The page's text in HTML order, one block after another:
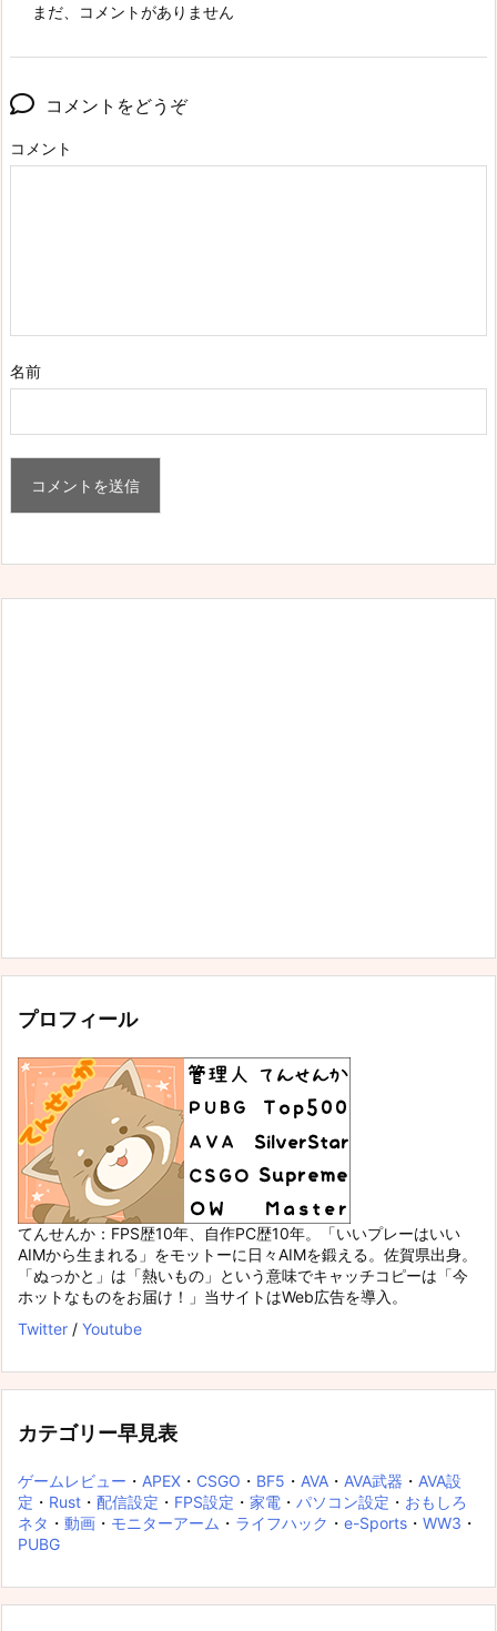
まだ、コメントがありません
コメントをどうぞ
コメント
名前
プロフィール
てんせんか：FPS歴10年、自作PC歴10年。「いいプレーはいい
AIMから生まれる」をモットーに日々AIMを鍛える。佐賀県出身。
「ぬっかと」は「熱いもの」という意味でキャッチコピーは「今
ホットなものをお届け！」当サイトはWeb広告を導入。
Twitter / Youtube
カテゴリー早見表
ゲームレビュー ・ APEX ・ CSGO ・ BF5 ・ AVA ・ AVA武器 ・ AVA設
定 ・ Rust ・ 配信設定 ・ FPS設定 ・ 家電 ・ パソコン設定 ・ おもしろ
ネタ ・ 動画 ・ モニターアーム ・ ライフハック ・ e-Sports ・ WW3 ・
PUBG